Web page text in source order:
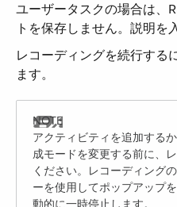
ユーザータスクの場合は、
トを保存しません。説明を
レコーディングを続行する
ます。
アクティビティを追加する
成モードを変更する前に、
ください。レコーディング
ーを使用してポップアップ
動的に一時停止します。